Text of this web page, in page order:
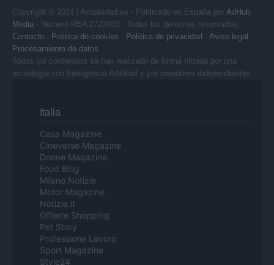
Copyright © 2024 | Actualidad.es - Publicado en España por AdHub
Media - Numero REA 2729933 - Todos los derechos reservados.
Contacto - Politica de cookies - Política de privacidad - Aviso legal -
Procesamiento de datos
Todos los contenidos se han realizado de forma híbrida por una
tecnología con Inteligencia Artificial y por creadores independientes
Italia
Casa Magazine
Cineverse Magazine
Donne Magazine
Food Blog
Milano Notizie
Motor Magazine
Notizie.it
Offerte Shopping
Pet Story
Professione Lavoro
Sport Magazine
Style24